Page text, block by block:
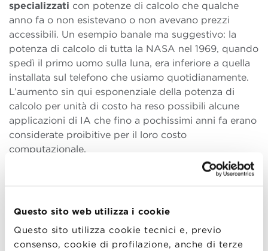
Questo sito web utilizza i cookie
Questo sito utilizza cookie tecnici e, previo
consenso, cookie di profilazione, anche di terze
specializzati con potenze di calcolo che qualche
anno fa o non esistevano o non avevano prezzi
accessibili. Un esempio banale ma suggestivo: la
potenza di calcolo di tutta la NASA nel 1969, quando
spedì il primo uomo sulla luna, era inferiore a quella
installata sul telefono che usiamo quotidianamente.
L’aumento sin qui esponenziale della potenza di
calcolo per unità di costo ha reso possibili alcune
applicazioni di IA che fino a pochissimi anni fa erano
considerate proibitive per il loro costo
computazionale.
Infine un terzo fattore rilevante è legato allaquantità
di dati oggi disponibile: la quantità di dati prodotta
inferiore a quella prodotta nel solo 2016. Entro meno
di dieci anni si avranno 150 miliardi di dispositivi IoT
connessi in rete che trasmetteranno dati. Questa